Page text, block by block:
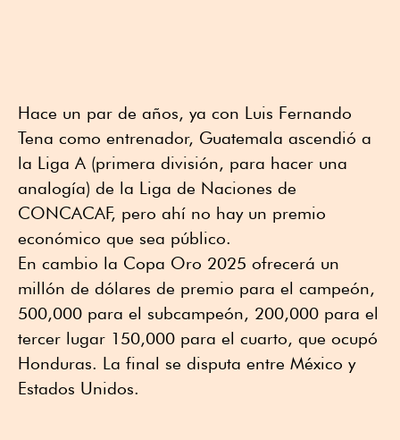
Hace un par de años, ya con Luis Fernando
Tena como entrenador, Guatemala ascendió a
la Liga A (primera división, para hacer una
analogía) de la Liga de Naciones de
CONCACAF, pero ahí no hay un premio
económico que sea público.
En cambio la Copa Oro 2025 ofrecerá un
millón de dólares de premio para el campeón,
500,000 para el subcampeón, 200,000 para el
tercer lugar 150,000 para el cuarto, que ocupó
Honduras. La final se disputa entre México y
Estados Unidos.